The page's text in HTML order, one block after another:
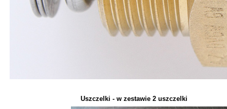
Uszczelki - w zestawie 2 uszczelki